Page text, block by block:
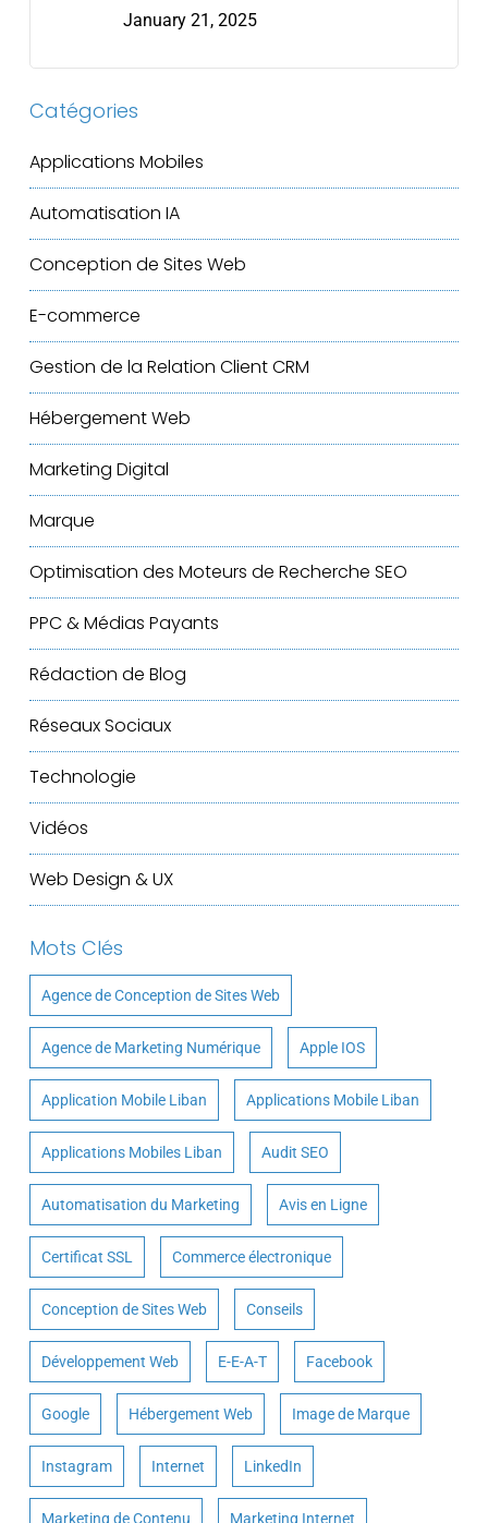
January 21, 2025
Catégories
Applications Mobiles
Automatisation IA
Conception de Sites Web
E-commerce
Gestion de la Relation ClientCRM
Hébergement Web
Marketing Digital
Marque
Optimisation des Moteurs de Recherche SEO
PPC & Médias Payants
Rédaction de Blog
Réseaux Sociaux
Technologie
Vidéos
Web Design & UX
Mots Clés
Agence de Conception de Sites Web
Agence de Marketing Numérique Apple IOS
Application Mobile Liban Applications Mobile Liban
Applications Mobiles Liban Audit SEO
Automatisation du Marketing Avis en Ligne
Certificat SSL Commerce électronique
Conception de Sites Web Conseils
Développement Web E-E-A-T Facebook
Google Hébergement Web Image de Marque
Instagram Internet LinkedIn
Marketing de Contenu Marketing Internet